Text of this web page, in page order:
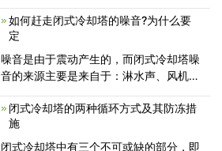
风机叶片角度误差。各叶片安装时的角度
误差过大，会造成各叶片迎风面的差<
如何赶走闭式冷却塔的噪音?为什么要
定
噪音是由于震动产生的，而闭式冷却塔噪
音的来源主要是来自于：淋水声、风机噪
声、水泵震动的声音。它的噪声有的时候
震动范围影响可能涉及到周围的30到
50m，由此可见闭式冷却塔噪音的威力大
<
闭式冷却塔的两种循环方式及其防冻措
施
闭式冷却塔中有三个不可或缺的部分，即